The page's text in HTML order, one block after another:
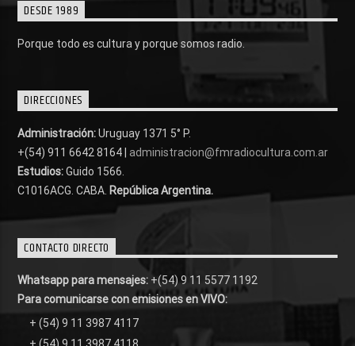
DESDE 1989
Porque todo es cultura y porque somos radio.
DIRECCIONES
Administración:Uruguay 1371 5° P.
+(54) 911 6642 8164 | administracion@fmradiocultura.com.ar
Estudios:Guido 1566.
C1016ACG. CABA. República Argentina.
CONTACTO DIRECTO
Whatsapp para mensajes: +(54) 9 11 5577 1192
Para comunicarse con emisiones en VIVO:
+ (54) 9 11 3987 4117
+ (54) 9 11 3987 4118